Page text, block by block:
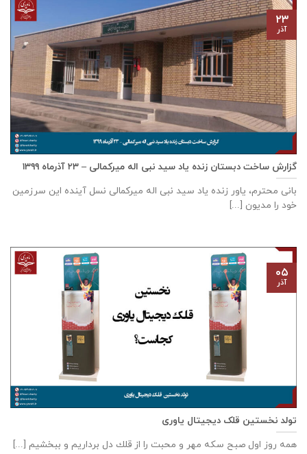
گزارش ساخت دبستان زنده ياد سيد نبی اله ميركمالی – ۲۳ آذر‌ماه ۱۳۹۹
بانی محترم، یاور زنده ياد سيد نبی اله ميركمالی نسل آینده این سرزمین
خود را مدیون [...]
۲۳
آذر
تولد نخستین قلک دیجیتال یاوری
همه روز اول صبح سكه مهر و محبت را از قلك دل برداريم و ببخشيم [...]
۰۵
آذر